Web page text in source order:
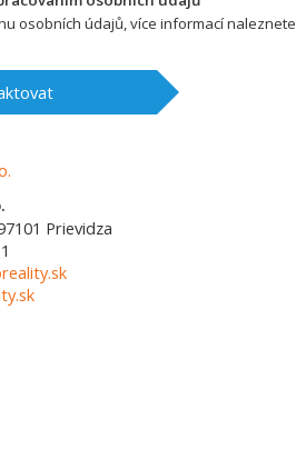
osobních údajů, více informací naleznete
Prievidza